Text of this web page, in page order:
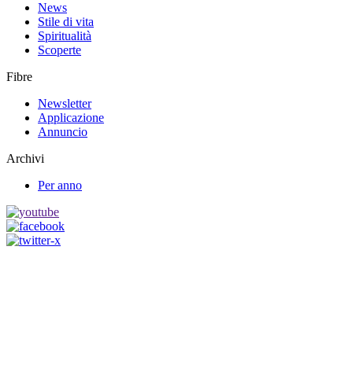
News
Stile di vita
Spiritualità
Scoperte
Fibre
Newsletter
Applicazione
Annuncio
Archivi
Per anno